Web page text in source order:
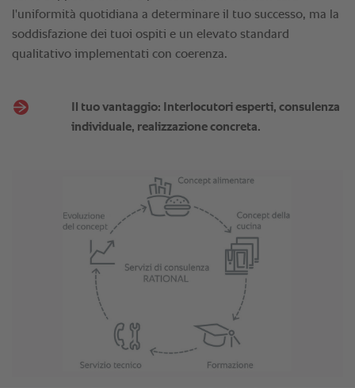
Il tuo vantaggio: Interlocutori esperti, consulenza
individuale, realizzazione concreta.